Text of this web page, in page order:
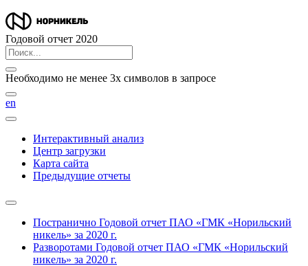
Годовой отчет 2020
Необходимо не менее 3х символов в запросе
en
Интерактивный анализ
Центр загрузки
Карта сайта
Предыдущие отчеты
Постранично Годовой отчет ПАО «ГМК «Норильский
никель» за 2020 г.
Разворотами Годовой отчет ПАО «ГМК «Норильский
никель» за 2020 г.